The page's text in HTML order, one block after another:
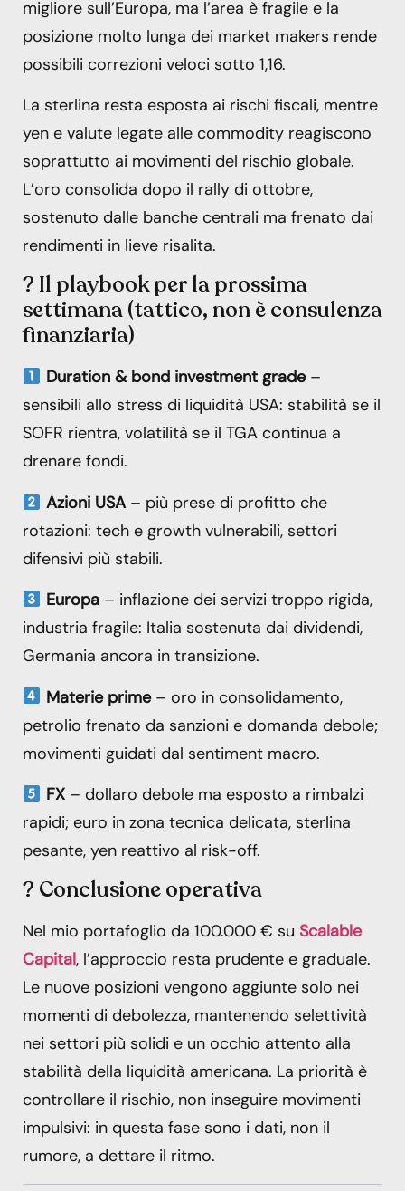
migliore sull’Europa, ma l’area è fragile e la
posizione molto lunga dei market makers rende
possibili correzioni veloci sotto 1,16.
La sterlina resta esposta ai rischi fiscali, mentre
yen e valute legate alle commodity reagiscono
soprattutto ai movimenti del rischio globale.
L’oro consolida dopo il rally di ottobre,
sostenuto dalle banche centrali ma frenato dai
rendimenti in lieve risalita.
? Il playbook per la prossima
settimana (tattico, non è consulenza
finanziaria)
Duration & bond investment grade–
sensibili allo stress di liquidità USA: stabilità se il
SOFR rientra, volatilità se il TGA continua a
drenare fondi.
Azioni USA– più prese di profitto che
rotazioni: tech e growth vulnerabili, settori
difensivi più stabili.
Europa– inflazione dei servizi troppo rigida,
industria fragile: Italia sostenuta dai dividendi,
Germania ancora in transizione.
Materie prime– oro in consolidamento,
petrolio frenato da sanzioni e domanda debole;
movimenti guidati dal sentiment macro.
FX– dollaro debole ma esposto a rimbalzi
rapidi; euro in zona tecnica delicata, sterlina
pesante, yen reattivo al risk-off.
? Conclusione operativa
Nel mio portafoglio da 100.000 € su Scalable
Capital, l’approccio resta prudente e graduale.
Le nuove posizioni vengono aggiunte solo nei
momenti di debolezza, mantenendo selettività
nei settori più solidi e un occhio attento alla
stabilità della liquidità americana. La priorità è
controllare il rischio, non inseguire movimenti
impulsivi: in questa fase sono i dati, non il
rumore, a dettare il ritmo.